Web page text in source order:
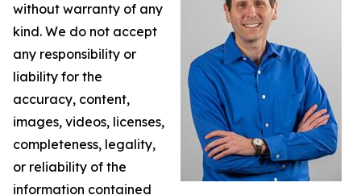
without warranty of any
kind. We do not accept
any responsibility or
liability for the
accuracy, content,
images, videos, licenses,
completeness, legality,
or reliability of the
information contained